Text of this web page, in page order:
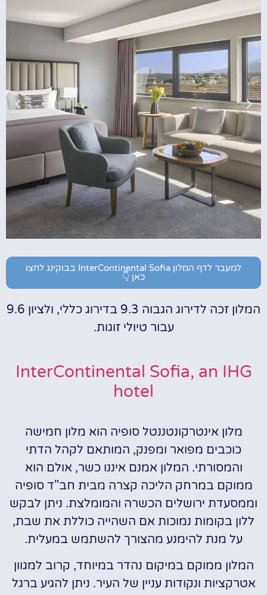
למעבר לדף המלון InterContinental Sofia בבוקינג לחצו
כאן 👇
המלון זכה לדירוג הגבוה 9.3 בדירוג כללי, ולציון 9.6
עבור טיולי זוגות.
InterContinental Sofia, an IHG
hotel
מלון אינטרקונטננטל סופיה הוא מלון חמישה
כוכבים מפואר ומפנק, המותאם לקהל הדתי
והמסורתי. המלון אמנם איננו כשר, אולם הוא
ממוקם במרחק הליכה קצרה מבית חב"ד סופיה
וממסעדת ירושלים הכשרה והמומלצת. ניתן לבקש
ללון בקומות נמוכות אם השהייה כוללת את שבת,
על מנת להימנע מהצורך להשתמש במעלית.
המלון ממוקם במיקום נהדר במיוחד, קרוב למגוון
אטרקציות ונקודות עניין של העיר. ניתן להגיע ברגל